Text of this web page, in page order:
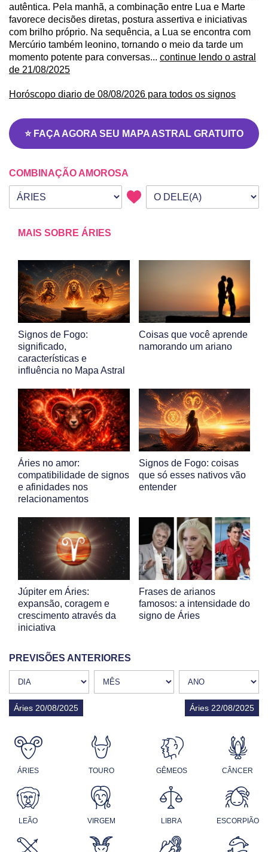
autêntica. Pela manhã, a combinação entre Lua e Marte
favorece decisões diretas, postura assertiva e iniciativas
com brilho próprio. Na sequência, a Lua se encontra com
Mercúrio também leonino, tornando o meio da tarde um
momento potente para conversas... continue lendo o astral
de 21/08/2025
Horóscopo diario de 08/08/2026 para todos os signos
⭐ FAÇA AGORA SEU MAPA ASTRAL GRATUITO
COMBINAÇÃO AMOROSA
Seu signo
Signo da outra pessoa
MAIS SOBRE ÁRIES
Signos de Fogo:
significado,
características e
influência no Mapa Astral
Coisas que você aprende
namorando um ariano
Áries no amor:
compatibilidade de signos
e afinidades nos
relacionamentos
Signos de Fogo: coisas
que só esses nativos vão
entender
Júpiter em Áries:
expansão, coragem e
crescimento através da
iniciativa
Frases de arianos
famosos: a intensidade do
signo de Áries
PREVISÕES ANTERIORES
Áries 20/08/2025 Áries 22/08/2025
ÁRIES TOURO GÊMEOS CÂNCER
LEÃO VIRGEM LIBRA ESCORPIÃO